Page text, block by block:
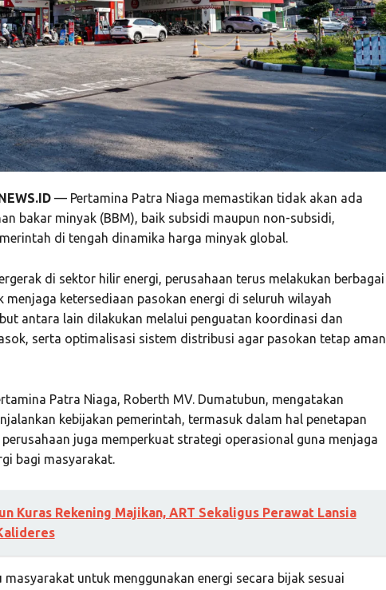
— Pertamina Patra Niaga memastikan tidak akan ada
bakar minyak (BBM), baik subsidi maupun non-subsidi,
di tengah dinamika harga minyak global.
di sektor hilir energi, perusahaan terus melakukan berbagai
menjaga ketersediaan pasokan energi di seluruh wilayah
antara lain dilakukan melalui penguatan koordinasi dan
serta optimalisasi sistem distribusi agar pasokan tetap aman
Patra Niaga, Roberth MV. Dumatubun, mengatakan
kebijakan pemerintah, termasuk dalam hal penetapan
perusahaan juga memperkuat strategi operasional guna menjaga
bagi masyarakat.
Kuras Rekening Majikan, ART Sekaligus Perawat Lansia
masyarakat untuk menggunakan energi secara bijak sesuai